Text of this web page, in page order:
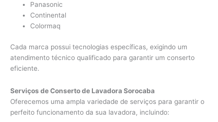
Panasonic
Continental
Colormaq
Cada marca possui tecnologias específicas, exigindo um
atendimento técnico qualificado para garantir um conserto
eficiente.
Serviços de Conserto de Lavadora Sorocaba
Oferecemos uma ampla variedade de serviços para garantir o
perfeito funcionamento da sua lavadora, incluindo: